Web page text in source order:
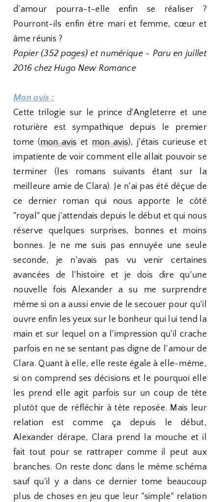
d’amour pourra-t-elle enfin se réaliser ?
Pourront-ils enfin être mari et femme, cœur et
âme réunis ?
Papier (352 pages) et numérique - Paru en juillet
2016 chez Hugo New Romance
Mon avis :
Cette trilogie sur le prince d'Angleterre et une
roturière est sympathique depuis le premier
tome (mon avis et mon avis), j'étais curieuse et
impatiente de voir comment elle allait pouvoir se
terminer (les romans suivants étant sur la
meilleure amie de Clara). Je n'ai pas été déçue de
ce dernier roman qui nous apporte le côté
"royal" que j'attendais depuis le début et qui nous
réserve quelques surprises, bonnes et moins
bonnes. Je ne me suis pas ennuyée une seule
seconde, je n'avais pas vu venir certaines
avancées de l'histoire et je dois dire qu'une
nouvelle fois Alexander a su me surprendre
même si on a aussi envie de le secouer pour qu'il
ouvre enfin les yeux sur le bonheur qui lui tend la
main et sur lequel on a l'impression qu'il crache
parfois en ne se sentant pas digne de l'amour de
Clara. Quant à elle, elle reste égale à elle-même,
si on comprend ses décisions et le pourquoi elle
les prend elle agit parfois sur un coup de tête
plutôt que de réfléchir à tête reposée. Mais leur
relation est comme ça depuis le début,
Alexander dérape, Clara prend la mouche et il
fait tout pour se rattraper comme il peut aux
branches. On reste donc dans le même schéma
sauf qu'il y a dans ce dernier tome beaucoup
plus de choses en jeu que leur "simple" relation